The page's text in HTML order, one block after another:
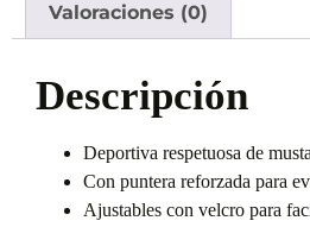
Valoraciones (0)
Descripción
Deportiva respetuosa de
Con puntera reforzada para
Ajustables con velcro para